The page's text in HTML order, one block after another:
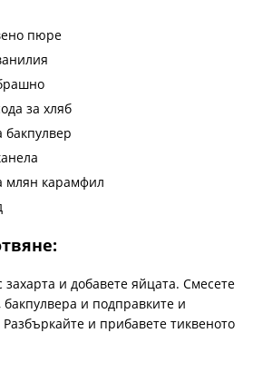
пюре
за хляб
млян карамфил
захарта и добавете яйцата. Смесете
и подправките и
и прибавете тиквеното